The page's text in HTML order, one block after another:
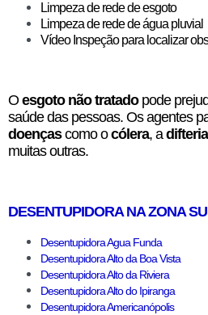
Limpeza de rede de esgoto
Limpeza de rede de água pluvial
Vídeo Inspeção para localizar
O esgoto não tratadopode
saúde das pessoas. Os agentes
doençascomo ocólera, adifteria
muitas outras.
DESENTUPIDORA NA ZONA
Desentupidora Agua Funda
Desentupidora Alto da Boa Vista
Desentupidora Alto da Riviera
Desentupidora Alto do Ipiranga
Desentupidora Americanópolis